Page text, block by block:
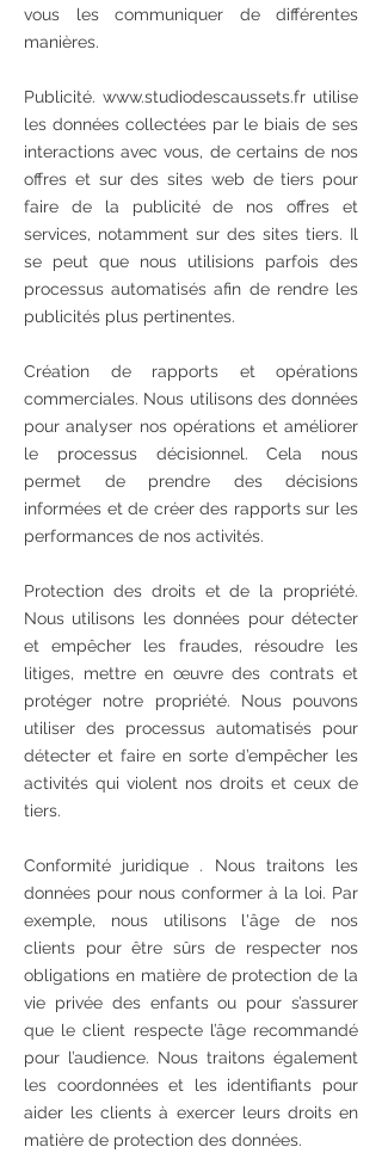
vous les communiquer de différentes
manières.
Publicité. www.studiodescaussets.fr utilise
les données collectées par le biais de ses
interactions avec vous, de certains de nos
offres et sur des sites web de tiers pour
faire de la publicité de nos offres et
services, notamment sur des sites tiers. Il
se peut que nous utilisions parfois des
processus automatisés afin de rendre les
publicités plus pertinentes.
Création de rapports et opérations
commerciales. Nous utilisons des données
pour analyser nos opérations et améliorer
le processus décisionnel. Cela nous
permet de prendre des décisions
informées et de créer des rapports sur les
performances de nos activités.
Protection des droits et de la propriété.
Nous utilisons les données pour détecter
et empêcher les fraudes, résoudre les
litiges, mettre en œuvre des contrats et
protéger notre propriété. Nous pouvons
utiliser des processus automatisés pour
détecter et faire en sorte d’empêcher les
activités qui violent nos droits et ceux de
tiers.
Conformité juridique . Nous traitons les
données pour nous conformer à la loi. Par
exemple, nous utilisons l'âge de nos
clients pour être sûrs de respecter nos
obligations en matière de protection de la
vie privée des enfants ou pour s’assurer
que le client respecte l’âge recommandé
pour l’audience. Nous traitons également
les coordonnées et les identifiants pour
aider les clients à exercer leurs droits en
matière de protection des données.